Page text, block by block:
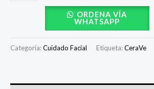
ORDENA VÍA
WHATSAPP
Categoría:Cuidado Facial Etiqueta:CeraVe